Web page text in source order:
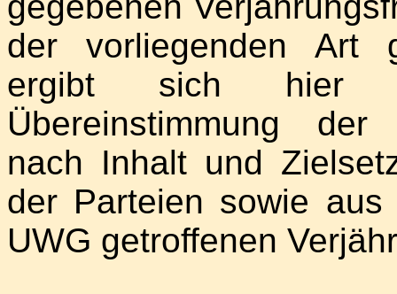
der vorliegenden Art
ergibt sich hier
Übereinstimmung der
nach Inhalt und
der Parteien sowie
UWG getroffenen